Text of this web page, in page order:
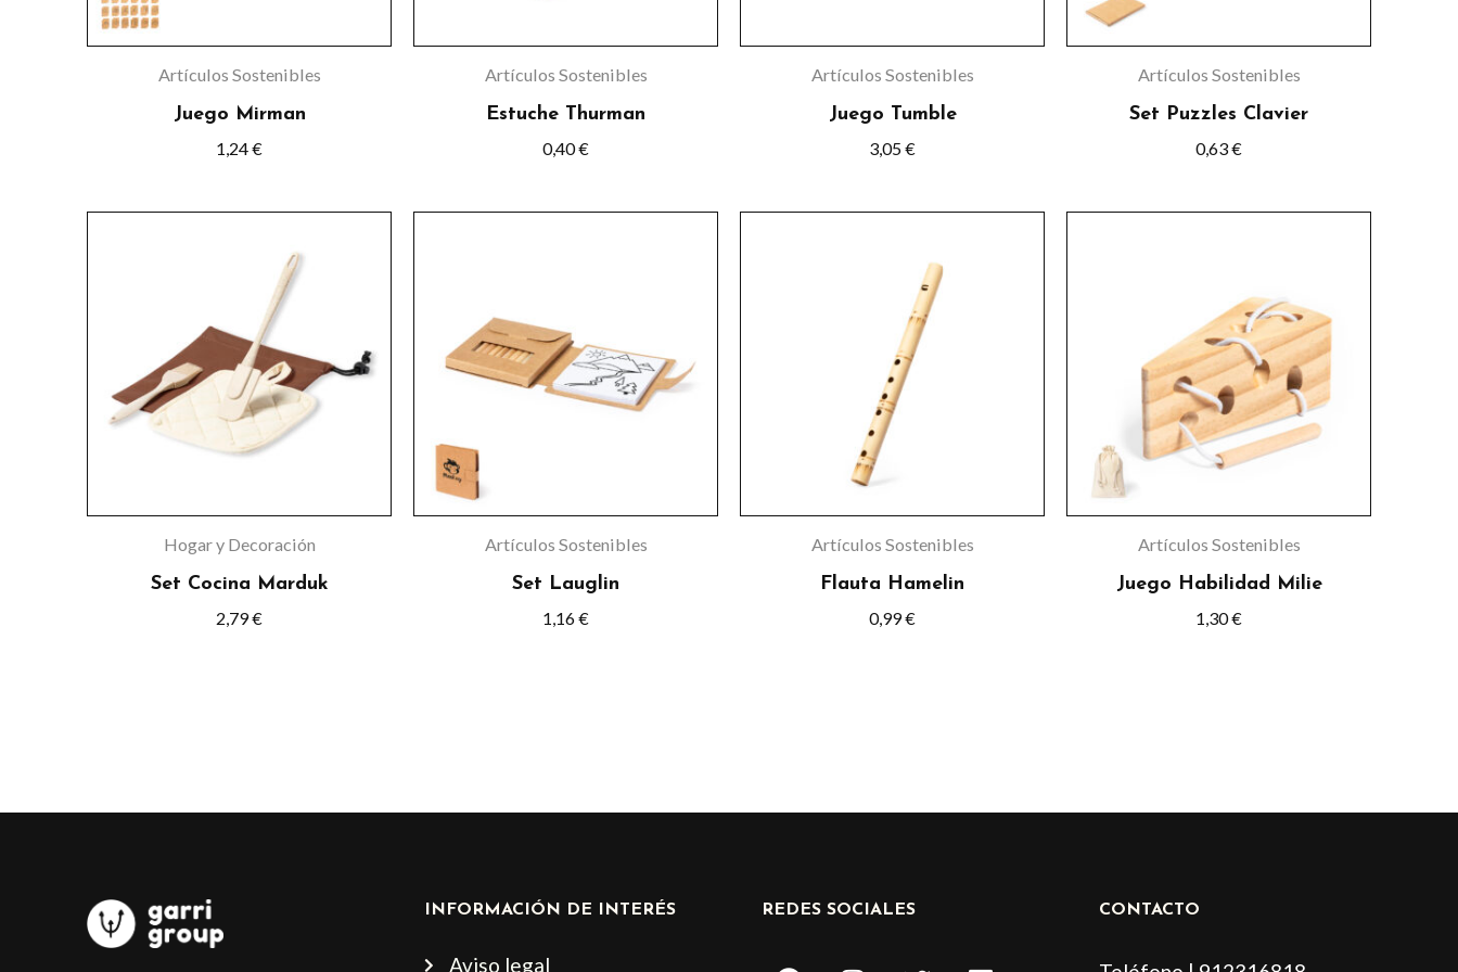
Artículos Sostenibles
Juego Mirman
1,24€
Artículos Sostenibles
Estuche Thurman
0,40€
la
página
Artículos Sostenibles
Juego Tumble
3,05€
Artículos Sostenibles
Set Puzzles Clavier
0,63€
Hogar y Decoración
Set Cocina Marduk
2,79€
Artículos Sostenibles
Set Lauglin
1,16€
Artículos Sostenibles
Flauta Hamelin
0,99€
Artículos Sostenibles
Juego Habilidad Milie
1,30€
INFORMACIÓN DE INTERÉS
Aviso legal
REDES SOCIALES CONTACTO